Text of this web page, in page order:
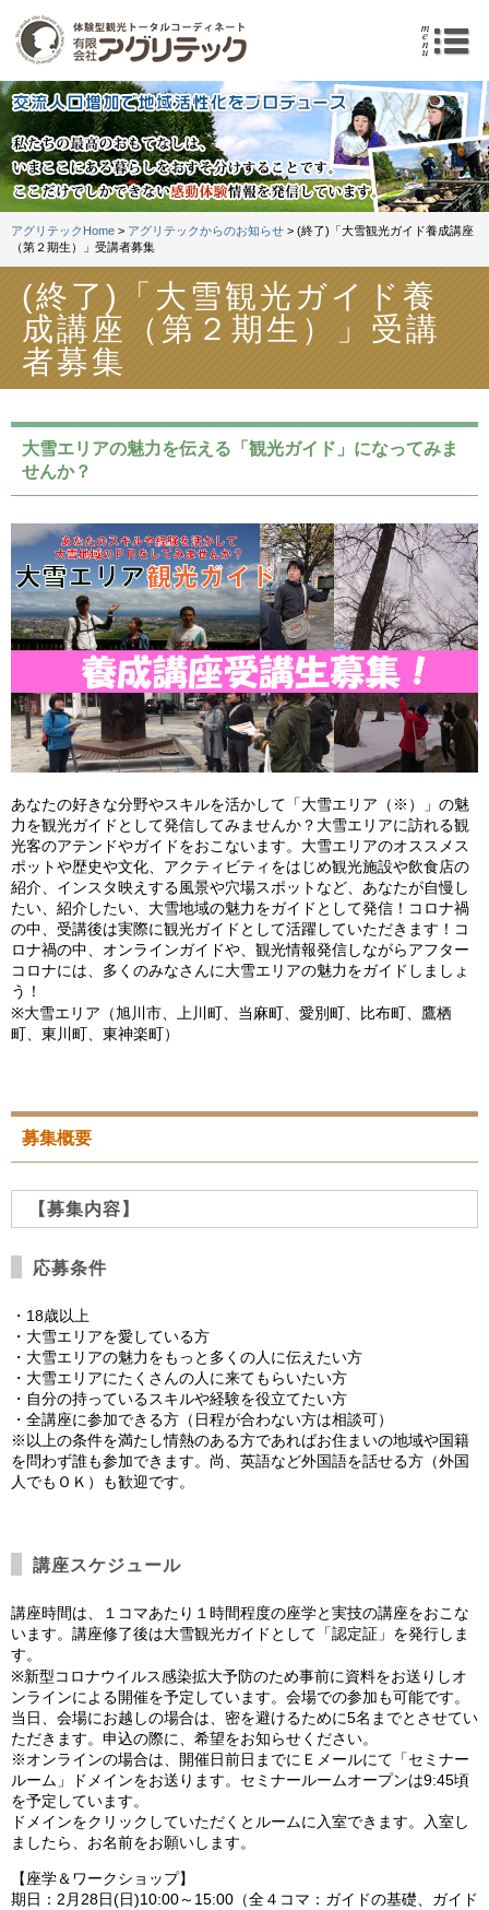
体験型観光トータルコー
アグリテックHome > アグリテックからのお知らせ > (終了)「大雪観光ガイド養成講座
（第２期生）」受講者募集
(終了)「大雪観光ガイド養
成講座（第２期生）」受講
者募集
大雪エリアの魅力を伝える「観光ガイド」になってみま
せんか？
あなたの好きな分野やスキルを活かして「大雪エリア（※）」の魅
力を観光ガイドとして発信してみませんか？大雪エリアに訪れる観
光客のアテンドやガイドをおこないます。大雪エリアのオススメス
ポットや歴史や文化、アクティビティをはじめ観光施設や飲食店の
紹介、インスタ映えする風景や穴場スポットなど、あなたが自慢し
たい、紹介したい、大雪地域の魅力をガイドとして発信！コロナ禍
の中、受講後は実際に観光ガイドとして活躍していただきます！コ
ロナ禍の中、オンラインガイドや、観光情報発信しながらアフター
コロナには、多くのみなさんに大雪エリアの魅力をガイドしましょ
う！
※大雪エリア（旭川市、上川町、当麻町、愛別町、比布町、鷹栖
町、東川町、東神楽町）
募集概要
【募集内容】
応募条件
・18歳以上
・大雪エリアを愛している方
・大雪エリアの魅力をもっと多くの人に伝えたい方
・大雪エリアにたくさんの人に来てもらいたい方
・自分の持っているスキルや経験を役立てたい方
・全講座に参加できる方（日程が合わない方は相談可）
※以上の条件を満たし情熱のある方であればお住まいの地域や国籍
を問わず誰も参加できます。尚、英語など外国語を話せる方（外国
人でもＯＫ）も歓迎です。
講座スケジュール
講座時間は、１コマあたり１時間程度の座学と実技の講座をおこな
います。講座修了後は大雪観光ガイドとして「認定証」を発行しま
す。
※新型コロナウイルス感染拡大予防のため事前に資料をお送りしオ
ンラインによる開催を予定しています。会場での参加も可能です。
当日、会場にお越しの場合は、密を避けるために5名までとさせてい
ただきます。申込の際に、希望をお知らせください。
※オンラインの場合は、開催日前日までにＥメールにて「セミナー
ルーム」ドメインをお送ります。セミナールームオープンは9:45頃
を予定しています。
ドメインをクリックしていただくとルームに入室できます。入室し
ましたら、お名前をお願いします。
【座学＆ワークショップ】
期日：2月28日(日)10:00～15:00（全４コマ：ガイドの基礎、ガイド